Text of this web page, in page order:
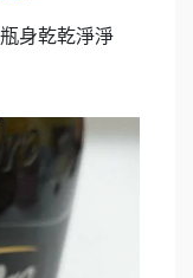
身乾乾淨淨